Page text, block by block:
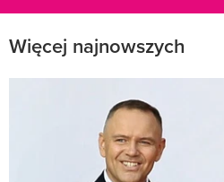
Więcej najnowszych